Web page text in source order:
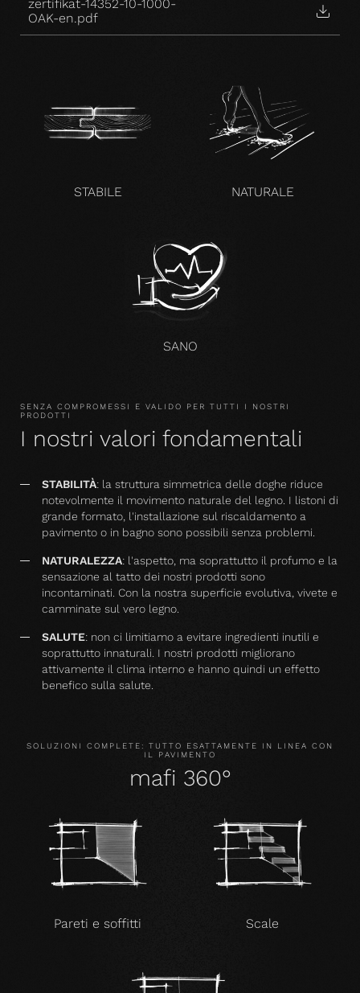
zertifikat-14352-10-1000-
OAK-en.pdf
STABILE NATURALE
SANO
SENZA COMPROMESSI E VALIDO PER TUTTI I NOSTRI
PRODOTTI
I nostri valori fondamentali
STABILITÀ: la struttura simmetrica delle doghe riduce
notevolmente il movimento naturale del legno. I listoni di
grande formato, l'installazione sul riscaldamento a
pavimento o in bagno sono possibili senza problemi.
NATURALEZZA: l'aspetto, ma soprattutto il profumo e la
sensazione al tatto dei nostri prodotti sono
incontaminati. Con la nostra superficie evolutiva, vivete e
camminate sul vero legno.
SALUTE: non ci limitiamo a evitare ingredienti inutili e
soprattutto innaturali. I nostri prodotti migliorano
attivamente il clima interno e hanno quindi un effetto
benefico sulla salute.
SOLUZIONI COMPLETE: TUTTO ESATTAMENTE IN LINEA CON
IL PAVIMENTO
mafi 360°
Pareti e soffitti Scale